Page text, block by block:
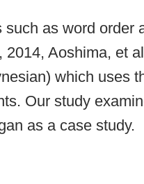
as word order
Aoshima, et
which uses
Our study
as a case study.